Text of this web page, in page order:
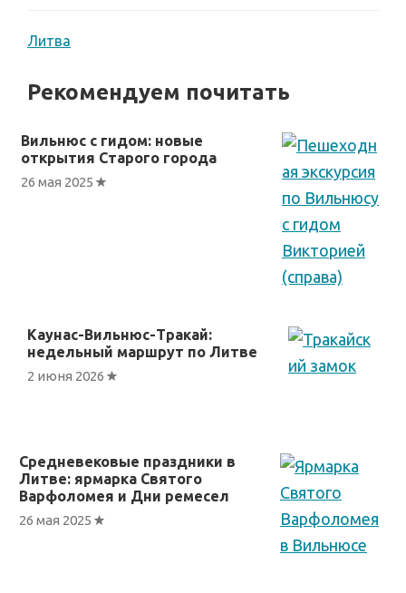
Литва
Рекомендуем почитать
Вильнюс с гидом: новые
открытия Старого города
26 мая 2025
Каунас-Вильнюс-Тракай:
недельный маршрут по Литве
2 июня 2026
Средневековые праздники в
Литве: ярмарка Cвятого
Варфоломея и Дни ремесел
26 мая 2025